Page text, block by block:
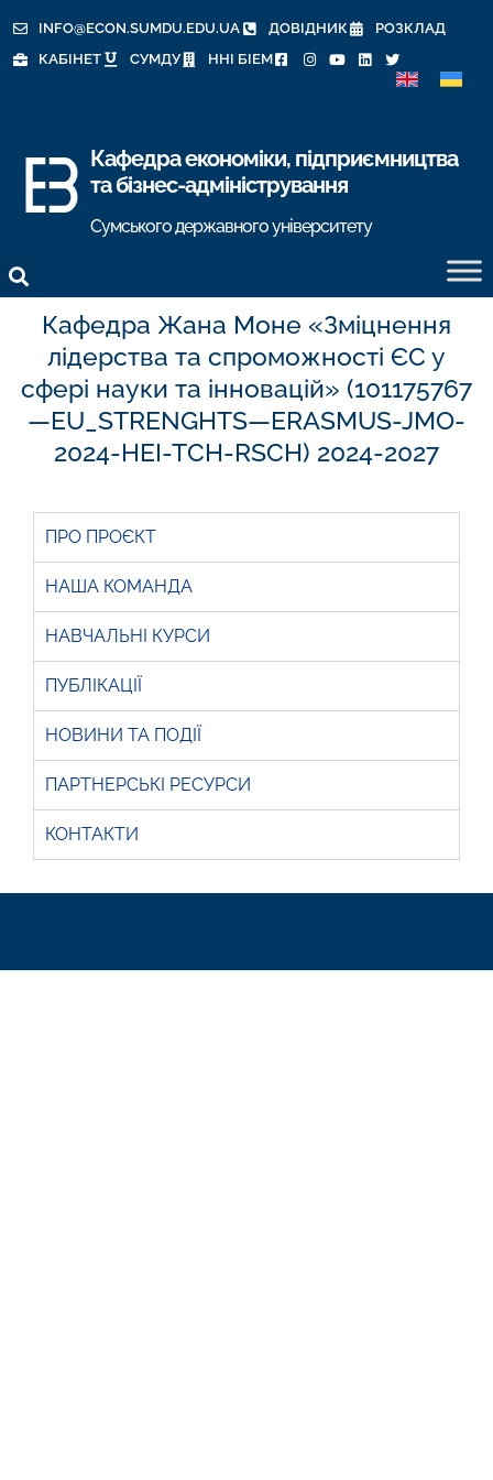
INFO@ECON.SUMDU.EDU.UA ДОВІДНИК
РОЗКЛАД
КАБІНЕТ
СУМДУ ННІ БІЕМ
Кафедра економіки, підприємництва
та бізнес-адміністрування
Сумського державного університету
Кафедра Жана Моне «Зміцнення
лідерства та спроможності ЄС у
сфері науки та інновацій» (101175767
—EU_STRENGHTS—ERASMUS-JMO-
2024-HEI-TCH-RSCH) 2024-2027
ПРО ПРОЄКТ
НАША КОМАНДА
НАВЧАЛЬНІ КУРСИ
ПУБЛІКАЦІЇ
НОВИНИ ТА ПОДІЇ
ПАРТНЕРСЬКІ РЕСУРСИ
КОНТАКТИ